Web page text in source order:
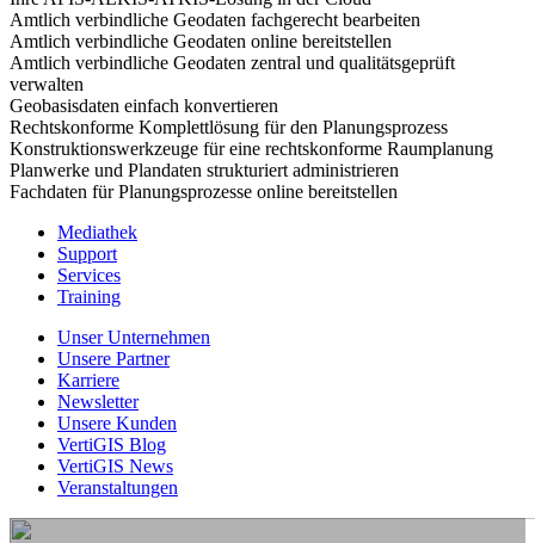
Amtlich verbindliche Geodaten fachgerecht bearbeiten
Amtlich verbindliche Geodaten online bereitstellen
Amtlich verbindliche Geodaten zentral und qualitätsgeprüft
verwalten
Geobasisdaten einfach konvertieren
Rechtskonforme Komplettlösung für den Planungsprozess
Konstruktionswerkzeuge für eine rechtskonforme Raumplanung
Planwerke und Plandaten strukturiert administrieren
Fachdaten für Planungsprozesse online bereitstellen
Mediathek
Support
Services
Training
Unser Unternehmen
Unsere Partner
Karriere
Newsletter
Unsere Kunden
VertiGIS Blog
VertiGIS News
Veranstaltungen